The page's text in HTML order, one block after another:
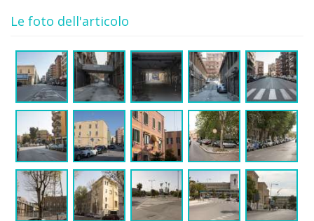
Le foto dell'articolo